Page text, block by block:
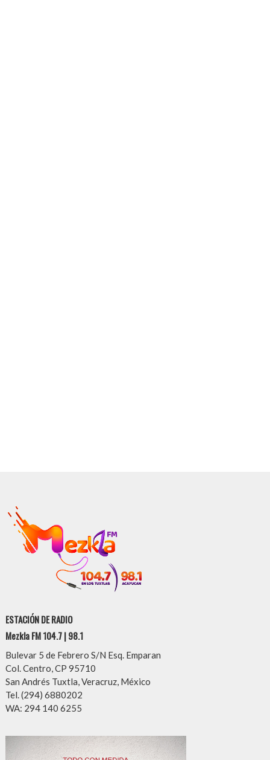
ESTACIÓN DE RADIO
Mezkla FM 104.7 | 98.1
Bulevar 5 de Febrero S/N Esq. Emparan
Col. Centro, CP 95710
San Andrés Tuxtla, Veracruz, México
Tel. (294) 6880202
WA: 294 140 6255